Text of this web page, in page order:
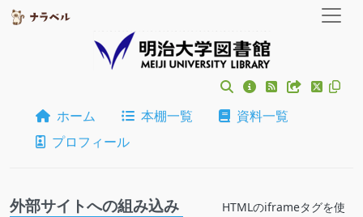
ホーム 本棚一覧
資料一覧
プロフィール
外部サイトへの組み込み
HTMLのiframeタグを使